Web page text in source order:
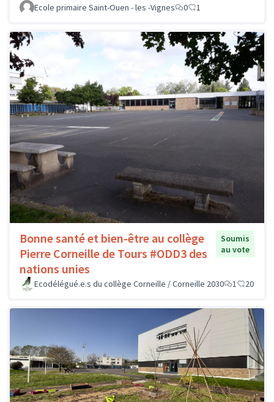
Ecole primaire Saint-Ouen - les -Vignes
0 1
Bonne santé et bien-être au collège
Pierre Corneille de Tours #ODD3 des
nations unies
Soumis
au vote
Ecodélégué.e.s du collège Corneille / Corneille 2030 1 20